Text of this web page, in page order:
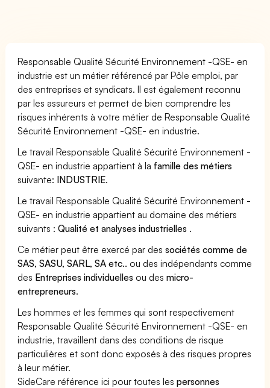
Responsable Qualité Sécurité Environnement -QSE- en
industrie est un métier référencé par Pôle emploi, par
des entreprises et syndicats. Il est également reconnu
par les assureurs et permet de bien comprendre les
risques inhérents à votre métier de Responsable Qualité
Sécurité Environnement -QSE- en industrie.
Le travail Responsable Qualité Sécurité Environnement -
QSE- en industrie appartient à la famille des métiers
suivante: INDUSTRIE.
Le travail Responsable Qualité Sécurité Environnement -
QSE- en industrie appartient au domaine des métiers
suivants :Qualité et analyses industrielles .
Ce métier peut être exercé par dessociétés comme de
SAS, SASU, SARL, SA etc.. ou des indépendants comme
des Entreprises individuelles ou desmicro-
entrepreneurs.
Les hommes et les femmes qui sont respectivement
Responsable Qualité Sécurité Environnement -QSE- en
industrie, travaillent dans des conditions de risque
particulières et sont donc exposés à des risques propres
à leur métier.
SideCare référence ici pour toutes lespersonnes